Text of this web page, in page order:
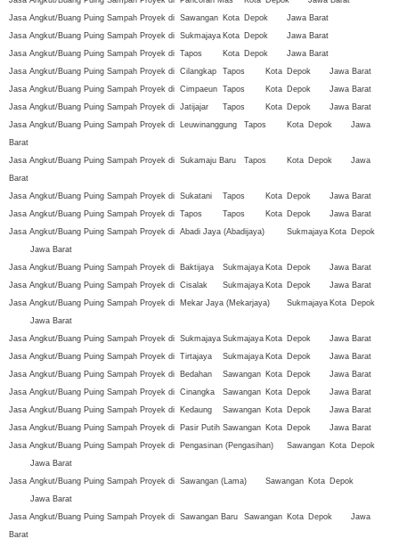
Jasa Angkut/Buang Puing Sampah Proyek di Sawangan Kota Depok
Jawa Barat
Jasa Angkut/Buang Puing Sampah Proyek di Sukmajaya Kota Depok
Jawa Barat
Jasa Angkut/Buang Puing Sampah Proyek di Tapos Kota Depok
Jawa Barat
Jasa Angkut/Buang Puing Sampah Proyek di Cilangkap Tapos Kota Depok
Jawa Barat
Jasa Angkut/Buang Puing Sampah Proyek di Cimpaeun Tapos Kota Depok
Jawa Barat
Jasa Angkut/Buang Puing Sampah Proyek di Jatijajar Tapos Kota Depok
Jawa Barat
Jasa Angkut/Buang Puing Sampah Proyek di
Leuwinanggung Tapos Kota Depok
Jawa
Barat
Jasa Angkut/Buang Puing Sampah Proyek di Sukamaju Baru Tapos Kota Depok
Jawa
Barat
Jasa Angkut/Buang Puing Sampah Proyek di Sukatani Tapos Kota Depok
Jawa Barat
Jasa Angkut/Buang Puing Sampah Proyek di Tapos Tapos Kota Depok
Jawa Barat
Jasa Angkut/Buang Puing Sampah Proyek di Abadi Jaya (Abadijaya) Sukmajaya Kota Depok
Jawa Barat
Jasa Angkut/Buang Puing Sampah Proyek di
Baktijaya Sukmajaya Kota Depok
Jawa Barat
Jasa Angkut/Buang Puing Sampah Proyek di Cisalak Sukmajaya Kota Depok
Jawa Barat
Jasa Angkut/Buang Puing Sampah Proyek di
Mekar Jaya (Mekarjaya) Sukmajaya Kota Depok
Jawa Barat
Jasa Angkut/Buang Puing Sampah Proyek di Sukmajaya Sukmajaya Kota Depok
Jawa Barat
Jasa Angkut/Buang Puing Sampah Proyek di Tirtajaya Sukmajaya Kota Depok
Jawa Barat
Jasa Angkut/Buang Puing Sampah Proyek di
Bedahan Sawangan Kota Depok
Jawa Barat
Jasa Angkut/Buang Puing Sampah Proyek di Cinangka Sawangan Kota Depok
Jawa Barat
Jasa Angkut/Buang Puing Sampah Proyek di
Kedaung Sawangan Kota Depok
Jawa Barat
Jasa Angkut/Buang Puing Sampah Proyek di
Pasir Putih Sawangan Kota Depok
Jawa Barat
Jasa Angkut/Buang Puing Sampah Proyek di
Pengasinan (Pengasihan) Sawangan Kota Depok
Jawa Barat
Jasa Angkut/Buang Puing Sampah Proyek di Sawangan (Lama) Sawangan Kota Depok
Jawa Barat
Jasa Angkut/Buang Puing Sampah Proyek di Sawangan Baru Sawangan Kota Depok
Jawa
Barat